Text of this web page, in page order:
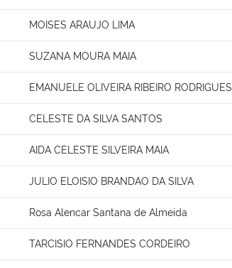
MOISES ARAUJO LIMA
SUZANA MOURA MAIA
EMANUELE OLIVEIRA RIBEIRO RODRIGUES
CELESTE DA SILVA SANTOS
AIDA CELESTE SILVEIRA MAIA
JULIO ELOISIO BRANDAO DA SILVA
Rosa Alencar Santana de Almeida
TARCISIO FERNANDES CORDEIRO